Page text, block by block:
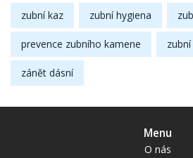
zubní kaz zubní hygiena
prevence zubního kamene
zánět dásní
Menu
O nás